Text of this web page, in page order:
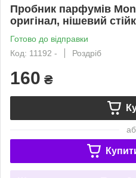
Пробник парфумів
оригінал, нішевий
Готово до відправки
Код: 11192 -
Роздріб
160 ₴